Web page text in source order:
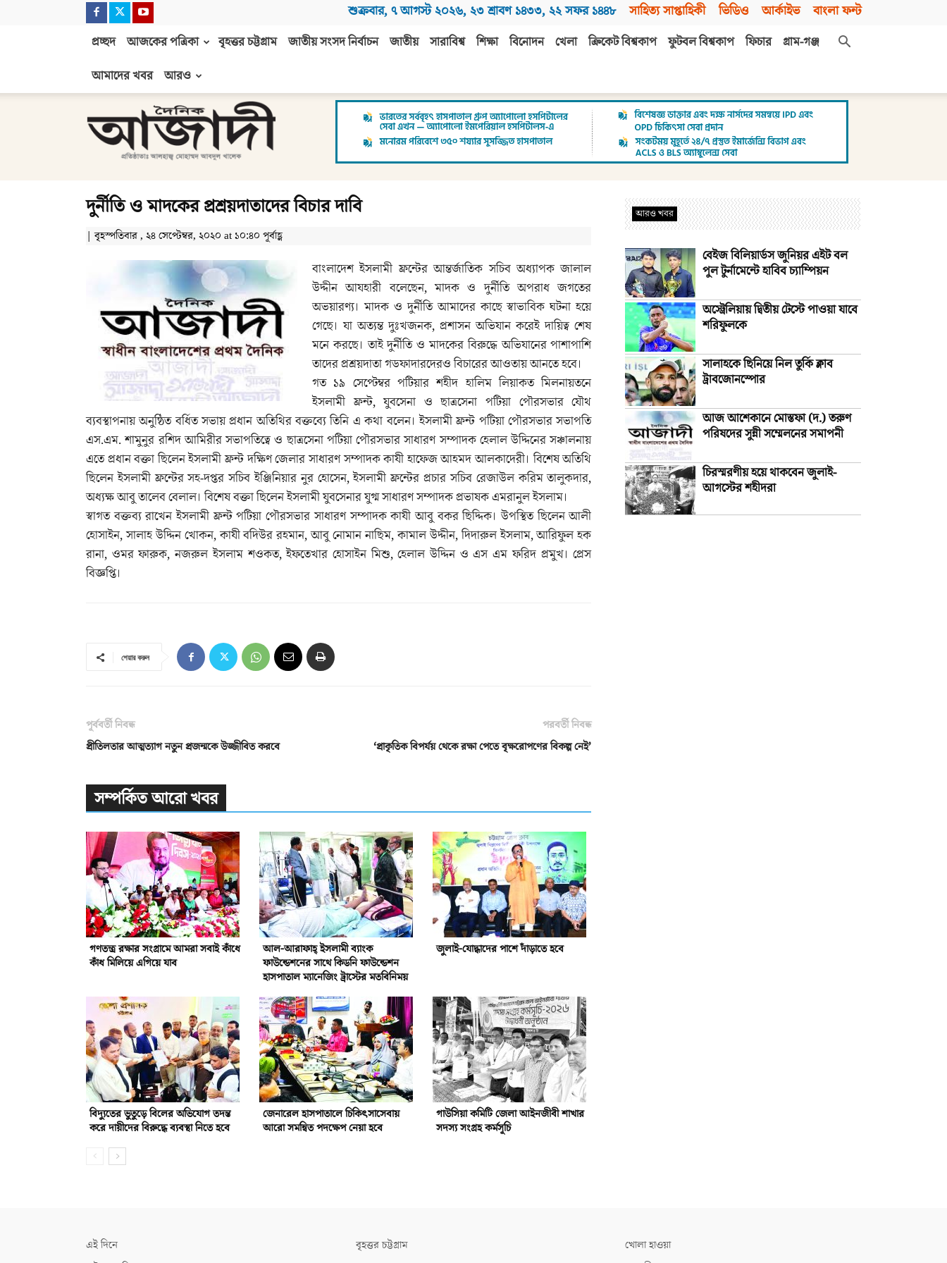
শুক্রবার, ৭ আগস্ট ২০২৬, ২৩ শ্রাবণ ১৪৩৩, ২২ সফর ১৪৪৮ সাহিত্য সাপ্তাহিকী ভিডিও আর্কাইভ বাংলা ফন্ট
প্রচ্ছদ আজকের পত্রিকা বৃহত্তর চট্টগ্রাম জাতীয় সংসদ নির্বাচন জাতীয় সারাবিশ্ব শিক্ষা বিনোদন খেলা ক্রিকেট বিশ্বকাপ ফুটবল বিশ্বকাপ ফিচার
গ্রাম-গঞ্জ
আমাদের খবর
আরও
আজাদী
দুর্নীতি ও মাদকের প্রশ্রয়দাতাদের বিচার দাবি
| বৃহস্পতিবার , ২৪ সেপ্টেম্বর, ২০২০ at ১০:৪০ পূর্বাহ্ণ
বাংলাদেশ ইসলামী ফ্রন্টের আন্তর্জাতিক সচিব অধ্যাপক জালাল
উদ্দীন আযহারী বলেছেন, মাদক ও দুর্নীতি অপরাধ জগতের
অভয়ারণ্য। মাদক ও দুর্নীতি আমাদের কাছে স্বাভাবিক ঘটনা হয়ে
গেছে। যা অত্যন্ত দুঃখজনক, প্রশাসন অভিযান করেই দায়িত্ব শেষ
মনে করছে। তাই দুর্নীতি ও মাদকের বিরুদ্ধে অভিযানের পাশাপাশি
তাদের প্রশ্রয়দাতা গডফাদারদেরও বিচারের আওতায় আনতে হবে।
গত ১৯ সেপ্টেম্বর পটিয়ার শহীদ হালিম লিয়াকত মিলনায়তনে
ইসলামী ফ্রন্ট, যুবসেনা ও ছাত্রসেনা পটিয়া পৌরসভার যৌথ
ব্যবস্থাপনায় অনুষ্ঠিত বর্ধিত সভায় প্রধান অতিথির বক্তব্যে তিনি এ কথা বলেন। ইসলামী ফ্রন্ট পটিয়া পৌরসভার সভাপতি
এস.এম. শামুনুর রশিদ আমিরীর সভাপতিত্বে ও ছাত্রসেনা পটিয়া পৌরসভার সাধারণ সম্পাদক হেলাল উদ্দিনের সঞ্চালনায়
এতে প্রধান বক্তা ছিলেন ইসলামী ফ্রন্ট দক্ষিণ জেলার সাধারণ সম্পাদক কাযী হাফেজ আহমদ আলকাদেরী। বিশেষ অতিথি
ছিলেন ইসলামী ফ্রন্টের সহ-দপ্তর সচিব ইঞ্জিনিয়ার নুর হোসেন, ইসলামী ফ্রন্টের প্রচার সচিব রেজাউল করিম তালুকদার,
অধ্যক্ষ আবু তালেব বেলাল। বিশেষ বক্তা ছিলেন ইসলামী যুবসেনার যুগ্ম সাধারণ সম্পাদক প্রভাষক এমরানুল ইসলাম।
স্বাগত বক্তব্য রাখেন ইসলামী ফ্রন্ট পটিয়া পৌরসভার সাধারণ সম্পাদক কাযী আবু বকর ছিদ্দিক। উপস্থিত ছিলেন আলী
হোসাইন, সালাহ উদ্দিন খোকন, কাযী বদিউর রহমান, আবু নোমান নাছিম, কামাল উদ্দীন, দিদারুল ইসলাম, আরিফুল হক
রানা, ওমর ফারুক, নজরুল ইসলাম শওকত, ইফতেখার হোসাইন মিশু, হেলাল উদ্দিন ও এস এম ফরিদ প্রমুখ। প্রেস
বিজ্ঞপ্তি।
শেয়ার করুন
পূর্ববর্তী নিবন্ধ
প্রীতিলতার আত্মত্যাগ নতুন প্রজন্মকে উজ্জীবিত করবে
পরবর্তী নিবন্ধ
‘প্রাকৃতিক বিপর্যয় থেকে রক্ষা পেতে বৃক্ষরোপণের বিকল্প নেই’
সম্পর্কিত আরো খবর
গণতন্ত্র রক্ষার সংগ্রামে আমরা সবাই কাঁধে
কাঁধ মিলিয়ে এগিয়ে যাব
আল-আরাফাহ্‌ ইসলামী ব্যাংক
ফাউন্ডেশনের সাথে কিডনি ফাউন্ডেশন
হাসপাতাল ম্যানেজিং ট্রাস্টের মতবিনিময়
জুলাই-যোদ্ধাদের পাশে দাঁড়াতে হবে
বিদ্যুতের ভুতুড়ে বিলের অভিযোগ তদন্ত
করে দায়ীদের বিরুদ্ধে ব্যবস্থা নিতে হবে
জেনারেল হাসপাতালে চিকিৎসাসেবায়
আরো সমন্বিত পদক্ষেপ নেয়া হবে
গাউসিয়া কমিটি জেলা আইনজীবী শাখার
সদস্য সংগ্রহ কর্মসূচি
আরও খবর
বেইজ বিলিয়ার্ডস জুনিয়র এইট বল
পুল টুর্নামেন্টে হাবিব চ্যাম্পিয়ন
অস্ট্রেলিয়ায় দ্বিতীয় টেস্টে পাওয়া যাবে
শরিফুলকে
সালাহকে ছিনিয়ে নিল তুর্কি ক্লাব
ট্রাবজোনস্পোর
আজ আশেকানে মোস্তফা (দ.) তরুণ
পরিষদের সুন্নী সম্মেলনের সমাপনী
চিরস্মরণীয় হয়ে থাকবেন জুলাই-
আগস্টের শহীদরা
এই দিনে
বৃহত্তর চট্টগ্রাম
খোলা হাওয়া